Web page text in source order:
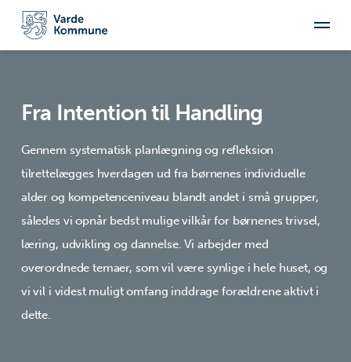
Fra Intention til Handling
Gennem systematisk planlægning og refleksion
tilrettelægges hverdagen ud fra børnenes individuelle
alder og kompetenceniveau blandt andet i små grupper,
således vi opnår bedst mulige vilkår for børnenes trivsel,
læring, udvikling og dannelse. Vi arbejder med
overordnede temaer, som vil være synlige i hele huset, og
vi vil i videst muligt omfang inddrage forældrene aktivt i
dette.